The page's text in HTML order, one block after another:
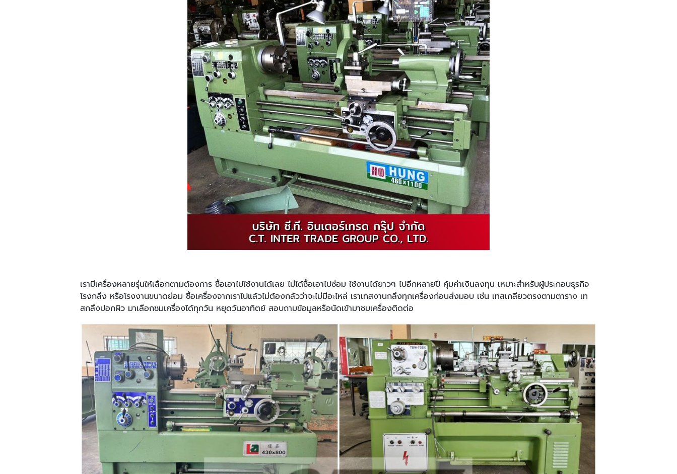
เรามีเครื่องหลายรุ่นให้เลือกตามต้องการ ซื้อเอาไปใช้งานได้เลย ไม่ได้ซื้อเอาไปซ่อม ใช้งานได้ยาวๆ ไปอีกหลายปี คุ้มค่าเงินลงทุน เหมาะสำหรับผู้ประกอบธุรกิจ
โรงกลึง หรือโรงงานขนาดย่อม ซื้อเครื่องจากเราไปแล้วไม่ต้องกลัวว่าจะไม่มีอะไหล่ เราเทสงานกลึงทุกเครื่องก่อนส่งมอบ เช่น เทสเกลียวตรงตามตาราง เท
สกลึงปอกผิว มาเลือกชมเครื่องได้ทุกวัน หยุดวันอาทิตย์ สอบถามข้อมูลหรือนัดเข้ามาชมเครื่องติดต่อ